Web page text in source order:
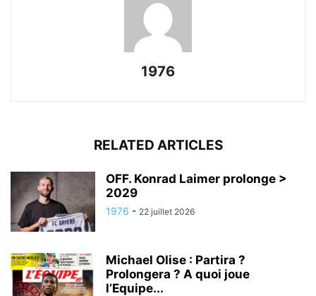
1976
RELATED ARTICLES
OFF. Konrad Laimer prolonge >
2029
1976 - 22 juillet 2026
Michael Olise : Partira ?
Prolongera ? A quoi joue
l’Equipe...